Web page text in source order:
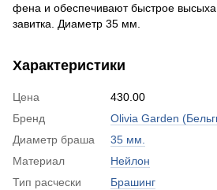
фена и обеспечивают быстрое
завитка. Диаметр 35 мм.
Характеристики
Цена
430.00
Бренд
Olivia Garden
Диаметр браша
35 мм.
Материал
Нейлон
Тип расчески
Брашинг